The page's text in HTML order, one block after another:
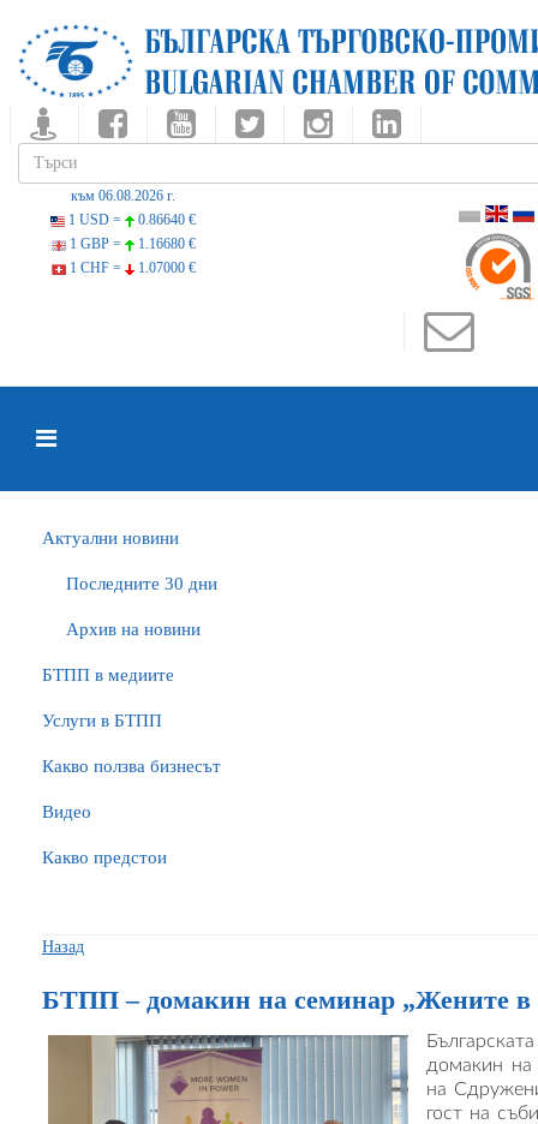
към 06.08.2026 г.
1 USD =
0.86640 €
1 GBP =
1.16680 €
1 CHF =
1.07000 €
Актуални новини
Последните 30 дни
Архив на новини
БTПП в медиите
Услуги в БТПП
Какво ползва бизнесът
Видео
Какво предстои
Назад
БТПП – домакин на семинар „Жените в
домакин на
на
гост на